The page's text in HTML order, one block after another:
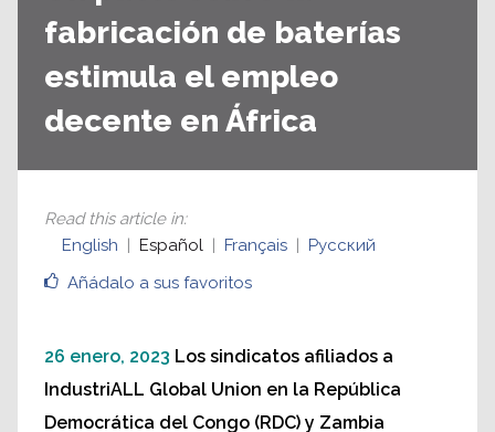
fabricación de baterías
estimula el empleo
decente en África
Añádalo a sus favoritos
Read this article in:
English
Español Français Русский
26 enero, 2023 Los sindicatos afiliados a
IndustriALL Global Union en la República
Democrática del Congo (RDC) y Zambia